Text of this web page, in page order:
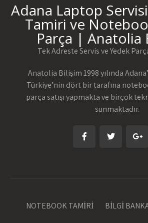
Adana Laptop
Tamiri ve
Parça | Anatolia
Tek Adreste Servis ve Yedek
Anatolia Bilişim 1998 yılında
Türkiye’nin dört bir tarafına
parça satışı yapmakta ve birçok
sunmaktadır.
NOTEBOOK TAMİRİ BİLGİ